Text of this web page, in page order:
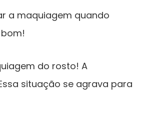
a maquiagem quando
do rosto! A
situação se agrava para